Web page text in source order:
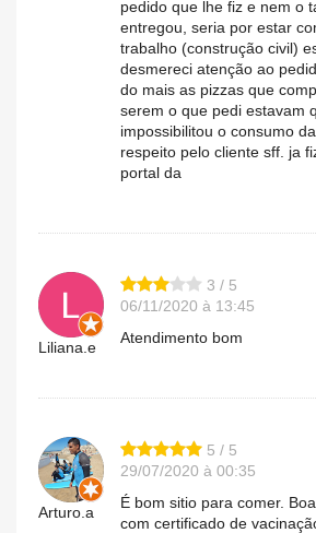
pedido que lhe fiz e nem o
entregou, seria por estar
trabalho (construção civil)
desmereci atenção ao
do mais as pizzas que
serem o que pedi estavam
impossibilitou o consumo
respeito pelo cliente sff. ja
portal da
Liliana.e
3 / 5
06/11/2020 à 13:45
Atendimento bom
Arturo.a
5 / 5
29/07/2020 à 00:35
É bom sitio para comer.
com certificado de